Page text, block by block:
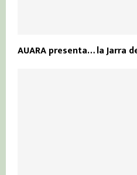
AUARA presenta… la Jarra